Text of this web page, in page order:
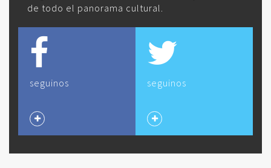
de todo el panorama cultural.
seguinos seguinos